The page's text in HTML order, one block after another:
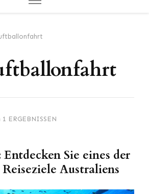
ERGEBNISSEN
Entdecken Sie eines der
Australiens